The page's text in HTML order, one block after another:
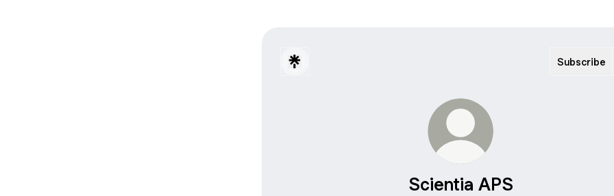
Subscribe
Scientia APS